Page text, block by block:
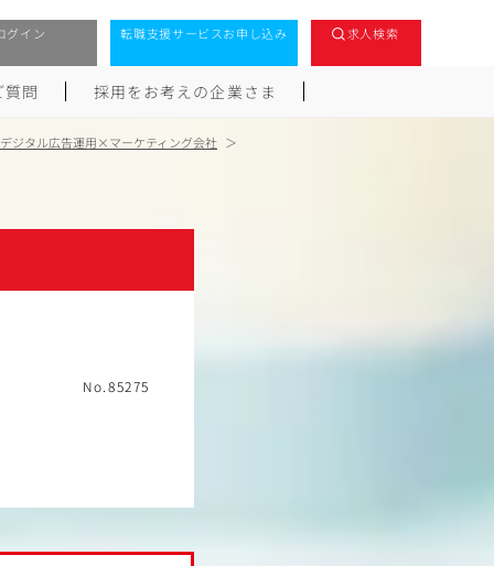
グイン 転職支援サービスお申し込み 求人検索
問 採用をお考えの企業さま
デジタル広告運用×マーケティング会社
No.85275